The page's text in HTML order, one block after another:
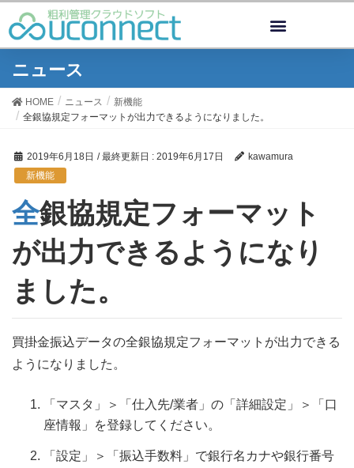
ニュース
HOME ニュース
新機能
全銀協規定フォーマットが出力できるようになりました。
2019年6月18日 / 最終更新日 : 2019年6月17日
kawamura
新機能
全銀協規定フォーマット
が出力できるようになり
ました。
買掛金振込データの全銀協規定フォーマットが出力できる
ようになりました。
「マスタ」＞「仕入先/業者」の「詳細設定」＞「口
座情報」を登録してください。
「設定」＞「振込手数料」で銀行名カナや銀行番号